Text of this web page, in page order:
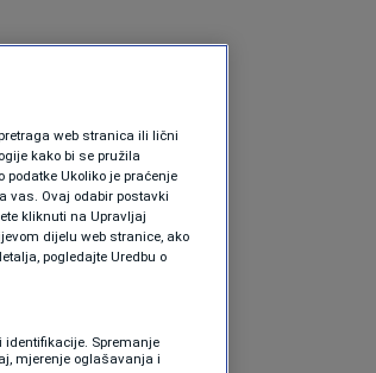
web stranica ili lični
kako bi se pružila
Ukoliko je praćenje
vas. Ovaj odabir postavki
kliknuti na Upravljaj
dijelu web stranice, ako
pogledajte Uredbu o
identifikacije. Spremanje
mjerenje oglašavanja i